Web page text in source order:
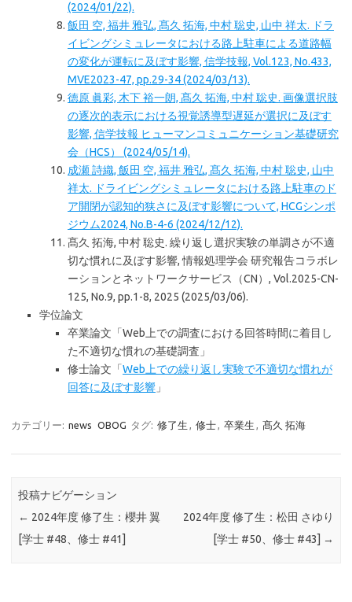
(2024/01/22).
飯田 空, 福井 雅弘, 髙久 拓海, 中村 聡史, 山中 祥太. ドラ
イビングシミュレータにおける路上駐車による道路幅
の変化が運転に及ぼす影響, 信学技報, Vol.123, No.433,
MVE2023-47, pp.29-34 (2024/03/13).
徳原 眞彩, 木下 裕一朗, 髙久 拓海, 中村 聡史. 画像選択肢
の逐次的表示における視覚誘導型遅延が選択に及ぼす
影響, 信学技報 ヒューマンコミュニケーション基礎研究
会（HCS） (2024/05/14).
成瀬 詩織, 飯田 空, 福井 雅弘, 髙久 拓海, 中村 聡史, 山中
祥太. ドライビングシミュレータにおける路上駐車のド
ア開閉が認知的狭さに及ぼす影響について, HCGシンポ
ジウム2024, No.B-4-6 (2024/12/12).
髙久 拓海, 中村 聡史. 繰り返し選択実験の単調さが不適
切な慣れに及ぼす影響, 情報処理学会 研究報告コラボレ
ーションとネットワークサービス（CN）, Vol.2025-CN-
125, No.9, pp.1-8, 2025 (2025/03/06).
学位論文
卒業論文「Web上での調査における回答時間に着目し
た不適切な慣れの基礎調査」
修士論文「Web上での繰り返し実験で不適切な慣れが
回答に及ぼす影響 」
カテゴリー: news OBOG タグ: 修了生 , 修士, 卒業生 , 髙久 拓海
投稿ナビゲーション
← 2024年度 修了生：櫻井 翼
[学士 #48、修士 #41]
2024年度 修了生：松田 さゆり
[学士 #50、修士 #43] →